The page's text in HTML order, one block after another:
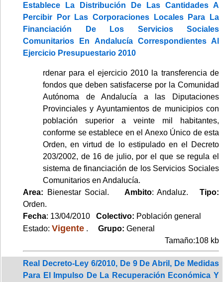
Establece La Distribución De Las Cantidades A
Percibir Por Las Corporaciones Locales Para La
Financiación De Los Servicios Sociales
Comunitarios En Andalucía Correspondientes Al
Ejercicio Presupuestario 2010
rdenar para el ejercicio 2010 la transferencia de
fondos que deben satisfacerse por la Comunidad
Autónoma de Andalucía a las Diputaciones
Provinciales y Ayuntamientos de municipios con
población superior a veinte mil habitantes,
conforme se establece en el Anexo Único de esta
Orden, en virtud de lo estipulado en el Decreto
203/2002, de 16 de julio, por el que se regula el
sistema de financiación de los Servicios Sociales
Comunitarios en Andalucía.
Area: Bienestar Social. Ambito: Andaluz.Tipo:
Orden.
Fecha: 13/04/2010 Colectivo: Población general
Estado: Vigente . Grupo: General
Tamaño:108 kb
Real Decreto-Ley 6/2010, De 9 De Abril, De Medidas
Para El Impulso De La Recuperación Económica Y